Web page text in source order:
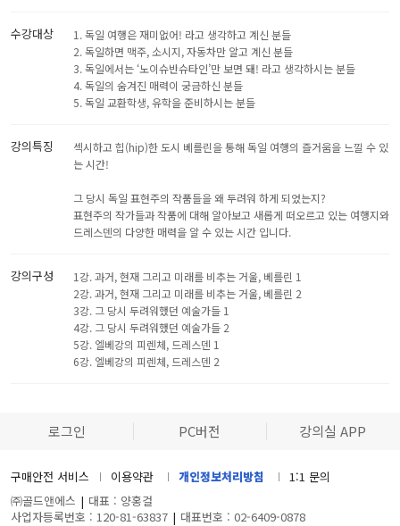
수강대상
1. 독일 여행은 재미없어! 라고 생각하고 계신 분들
2. 독일하면 맥주, 소시지, 자동차만 알고 계신 분들
3. 독일에서는 ‘노이슈반슈타인’만 보면 돼! 라고 생각하시는 분들
4. 독일의 숨겨진 매력이 궁금하신 분들
5. 독일 교환학생, 유학을 준비하시는 분들
강의특징
섹시하고 힙(hip)한 도시 베를린을 통해 독일 여행의 즐거움을 느낄 수 있
는 시간!
그 당시 독일 표현주의 작품들을 왜 두려워 하게 되었는지?
표현주의 작가들과 작품에 대해 알아보고 새롭게 떠오르고 있는 여행지와
드레스덴의 다양한 매력을 알 수 있는 시간 입니다.
강의구성
1강. 과거, 현재 그리고 미래를 비추는 거울, 베를린 1
2강. 과거, 현재 그리고 미래를 비추는 거울, 베를린 2
3강. 그 당시 두려워했던 예술가들 1
4강. 그 당시 두려워했던 예술가들 2
5강. 엘베강의 피렌체, 드레스덴 1
6강. 엘베강의 피렌체, 드레스덴 2
로그인 PC버전 강의실 APP
구매안전 서비스 이용약관 개인정보처리방침
1:1 문의
㈜골드앤에스 | 대표 : 양홍걸
사업자등록번호 : 120-81-63837 | 대표번호 : 02-6409-0878